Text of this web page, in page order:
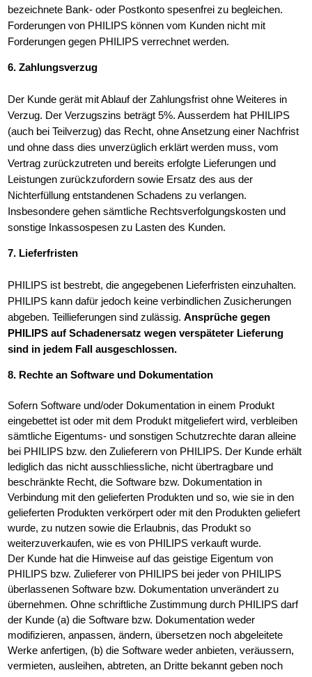
bezeichnete Bank- oder Postkonto spesenfrei zu begleichen.
Forderungen von PHILIPS können vom Kunden nicht mit
Forderungen gegen PHILIPS verrechnet werden.
6. Zahlungsverzug
Der Kunde gerät mit Ablauf der Zahlungsfrist ohne Weiteres in
Verzug. Der Verzugszins beträgt 5%. Ausserdem hat PHILIPS
(auch bei Teilverzug) das Recht, ohne Ansetzung einer Nachfrist
und ohne dass dies unverzüglich erklärt werden muss, vom
Vertrag zurückzutreten und bereits erfolgte Lieferungen und
Leistungen zurückzufordern sowie Ersatz des aus der
Nichterfüllung entstandenen Schadens zu verlangen.
Insbesondere gehen sämtliche Rechtsverfolgungskosten und
sonstige Inkassospesen zu Lasten des Kunden.
7. Lieferfristen
PHILIPS ist bestrebt, die angegebenen Lieferfristen einzuhalten.
PHILIPS kann dafür jedoch keine verbindlichen Zusicherungen
abgeben. Teillieferungen sind zulässig.Ansprüche gegen
PHILIPS auf Schadenersatz wegen verspäteter Lieferung
sind in jedem Fall ausgeschlossen.
8. Rechte an Software und Dokumentation
Sofern Software und/oder Dokumentation in einem Produkt
eingebettet ist oder mit dem Produkt mitgeliefert wird, verbleiben
sämtliche Eigentums- und sonstigen Schutzrechte daran alleine
bei PHILIPS bzw. den Zulieferern von PHILIPS. Der Kunde erhält
lediglich das nicht ausschliessliche, nicht übertragbare und
beschränkte Recht, die Software bzw. Dokumentation in
Verbindung mit den gelieferten Produkten und so, wie sie in den
gelieferten Produkten verkörpert oder mit den Produkten geliefert
wurde, zu nutzen sowie die Erlaubnis, das Produkt so
weiterzuverkaufen, wie es von PHILIPS verkauft wurde.
Der Kunde hat die Hinweise auf das geistige Eigentum von
PHILIPS bzw. Zulieferer von PHILIPS bei jeder von PHILIPS
überlassenen Software bzw. Dokumentation unverändert zu
übernehmen. Ohne schriftliche Zustimmung durch PHILIPS darf
der Kunde (a) die Software bzw. Dokumentation weder
modifizieren, anpassen, ändern, übersetzen noch abgeleitete
Werke anfertigen, (b) die Software weder anbieten, veräussern,
vermieten, ausleihen, abtreten, an Dritte bekannt geben noch